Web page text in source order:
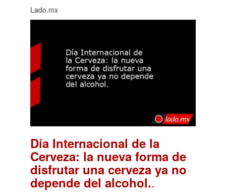
Lado.mx
Día Internacional de la
Cerveza: la nueva forma de
disfrutar una cerveza ya no
depende del alcohol..